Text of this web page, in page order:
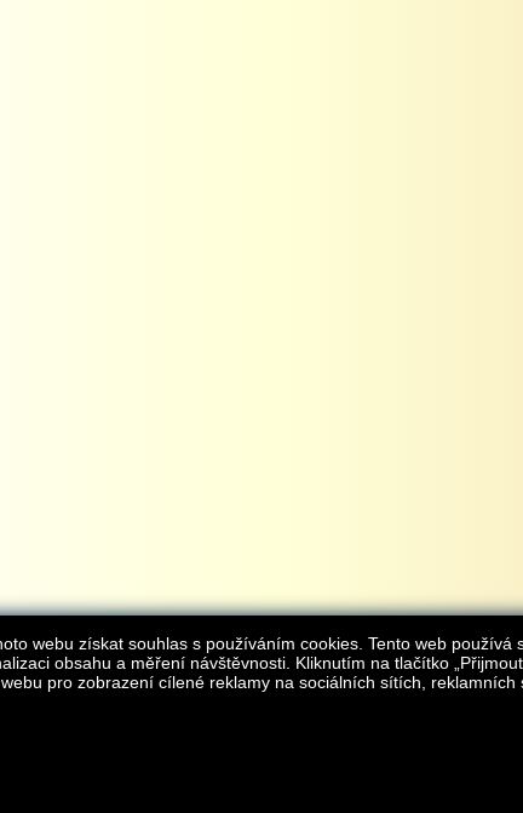
je
webu získat souhlas s používáním cookies. Tento web používá
obsahu a měření návštěvnosti. Kliknutím na tlačítko
pro zobrazení cílené reklamy na sociálních sítích, reklamních